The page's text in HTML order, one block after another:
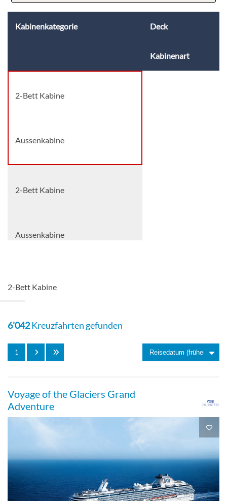
Kabinenkategorie Deck
Kabinenart
2-Bett Kabine
Aussenkabine
2-Bett Kabine
Aussenkabine
1-Bett Kabine
Aussenkabine
Aussenkabine
2-Bett Kabine
6'042Kreuzfahrten gefunden
1
Voyage of the Glaciers Grand
Adventure